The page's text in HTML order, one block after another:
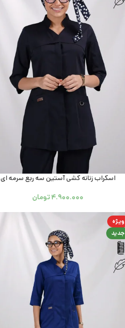
اسکراب زنانه کشی آستین سه ربع سرمه ای
۴.۹۰۰.۰۰۰تومان
ویژه
جدید